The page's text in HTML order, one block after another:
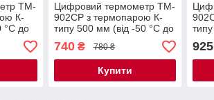
TM-
К-
°C до
Цифровий термометр TM-
902CP з термопарою К-
типу 500 мм (від -50 °C до
+1200 °C)
740₴ 780 ₴
Купити
925